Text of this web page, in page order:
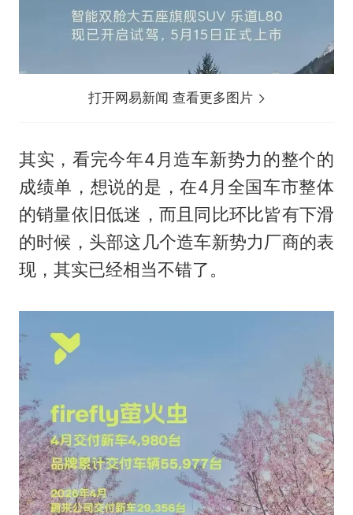
打开网易新闻 查看更多图片
其实，看完今年4月造车新势力的整个的
成绩单，想说的是，在4月全国车市整体
的销量依旧低迷，而且同比环比皆有下滑
的时候，头部这几个造车新势力厂商的表
现，其实已经相当不错了。